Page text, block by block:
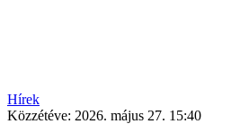
Hírek
Közzétéve: 2026. május 27. 15:40